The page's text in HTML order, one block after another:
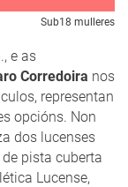
Sub18 mulleres
e as
Corredoira nos
representan
opcións. Non
dos lucenses
pista cuberta
Lucense,